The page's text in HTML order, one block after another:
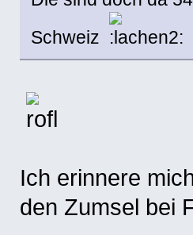
Schweiz
Ich erinnere
den Zumsel bei